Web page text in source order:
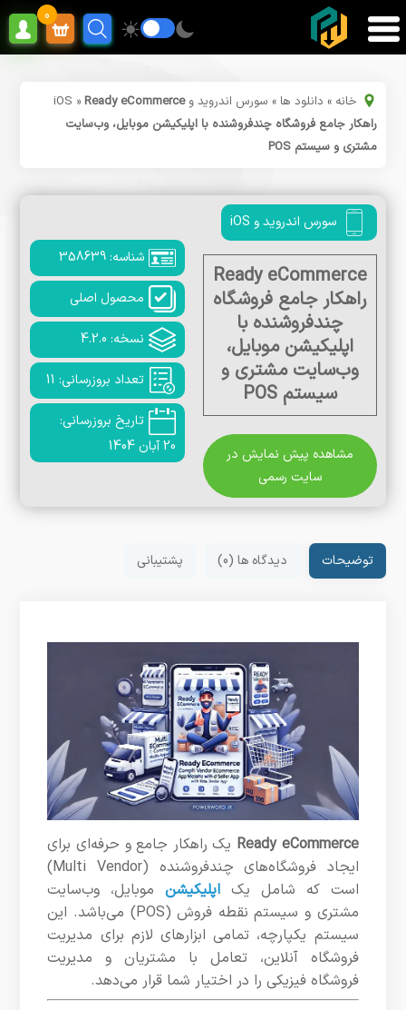
0
خانه » دانلود ها » سورس اندروید و iOS » Ready eCommerce
راهکار جامع فروشگاه چندفروشنده با اپلیکیشن موبایل، وب‌سایت
مشتری و سیستم POS
سورس اندروید و iOS
Ready eCommerce
راهکار جامع فروشگاه
چندفروشنده با
اپلیکیشن موبایل،
وب‌سایت مشتری و
سیستم POS
مشاهده پیش نمایش در
سایت رسمی
شناسه: 358639
محصول اصلی
نسخه: 4.2.0
تعداد بروزرسانی: 11
تاریخ بروزرسانی:
20 آبان 1404
توضیحات دیدگاه ها (0) پشتیبانی
Ready eCommerce یک راهکار جامع و حرفه‌ای برای
ایجاد فروشگاه‌های چندفروشنده (Multi Vendor)
است که شامل یک اپلیکیشنموبایل، وب‌سایت
مشتری و سیستم نقطه فروش (POS) می‌باشد. این
سیستم یکپارچه، تمامی ابزارهای لازم برای مدیریت
فروشگاه آنلاین، تعامل با مشتریان و مدیریت
فروشگاه فیزیکی را در اختیار شما قرار می‌دهد.